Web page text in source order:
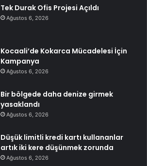
Tek Durak Ofis Projesi Açıldı
Ağustos 6, 2026
Kocaali’de Kokarca Mücadelesi İçin
Kampanya
Ağustos 6, 2026
Bir bölgede daha denize girmek
yasaklandı
Ağustos 6, 2026
Düşük limitli kredi kartı kullananlar
artık iki kere düşünmek zorunda
Ağustos 6, 2026